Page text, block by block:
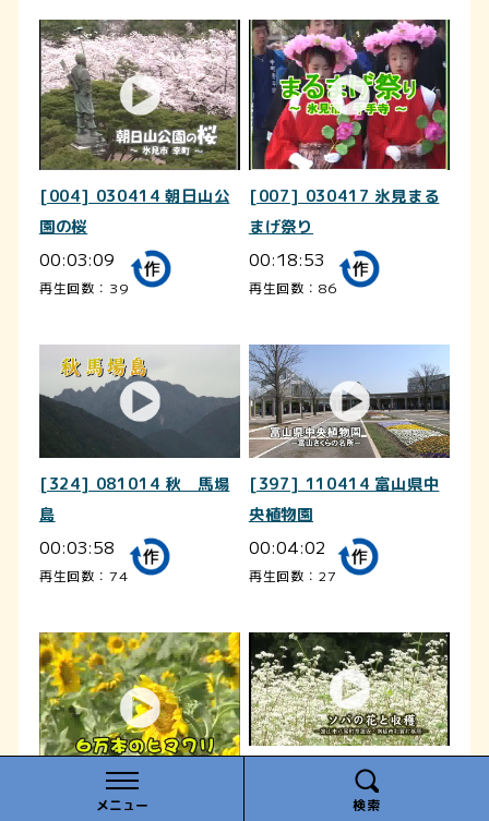
メニュー 検索
[004] 030414 朝日山公
園の桜
00:03:09
再生回数：39
[007] 030417 氷見まる
まげ祭り
00:18:53
再生回数：86
[324] 081014 秋 馬場
島
00:03:58
再生回数：74
[397] 110414 富山県中
央植物園
00:04:02
再生回数：27
[317] 030810 ６万本の
[353] 101001 ソバの花